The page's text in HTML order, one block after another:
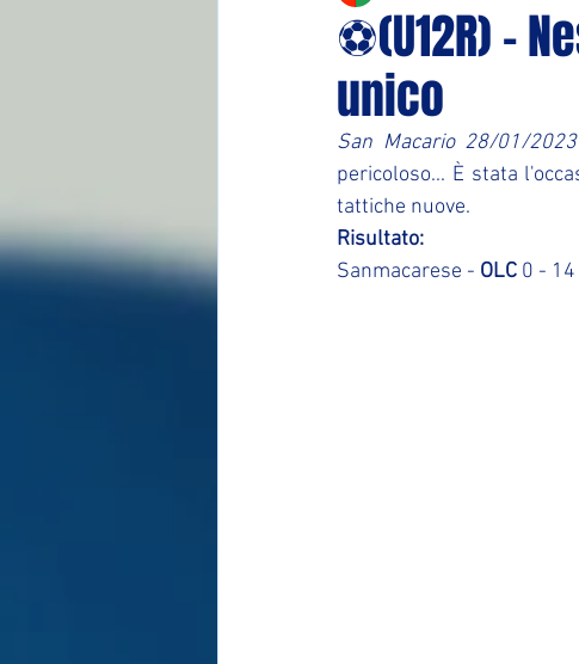
⚽(U12R) -
unico
San Macario 28/01/2023
pericoloso... È stata
tattiche nuove.
Risultato:
Sanmacarese - OLC 0 - 14